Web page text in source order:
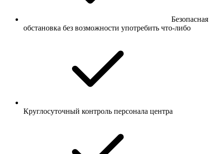
Безопасная
обстановка без возможности употребить что-либо
Круглосуточный контроль персонала центра